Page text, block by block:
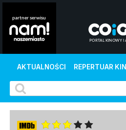
AKTUALNOŚCI REPERTUAR KIN